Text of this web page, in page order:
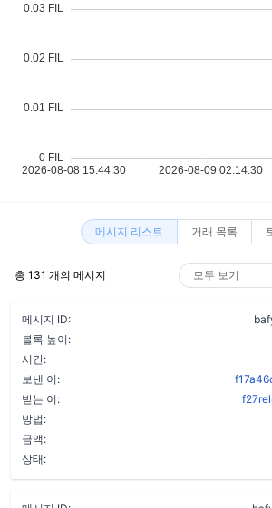
메시지 리스트 거래 목록
총 131 개의 메시지
메시지 ID:
블록 높이:
시간:
보낸 이:
받는 이:
방법:
금액:
상태: